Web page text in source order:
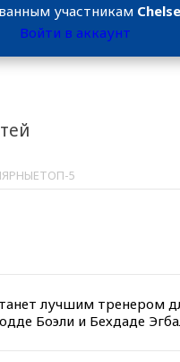
ТОП-5
лучшим тренером
Боэли и Бехдаде
участникам
Войти в аккаунт